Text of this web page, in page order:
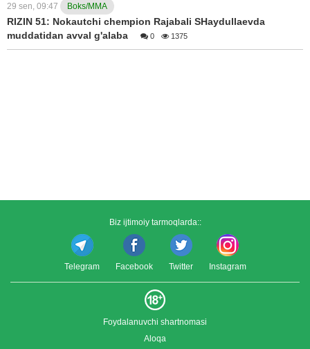
29 sen, 09:47 Boks/MMA
RIZIN 51: Nokautchi chempion Rajabali SHaydullaevda
muddatidan avval g'alaba
0 1375
Biz ijtimoiy tarmoqlarda::
Telegram Facebook Twitter Instagram
Foydalanuvchi shartnomasi
Aloqa